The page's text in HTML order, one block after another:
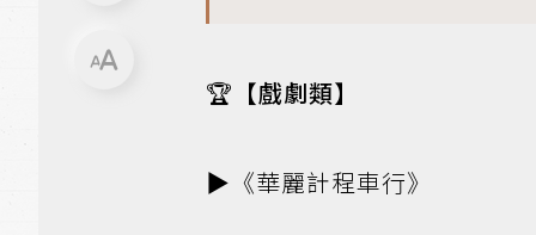
🏆 【戲劇類】
▶️《華麗計程車行》